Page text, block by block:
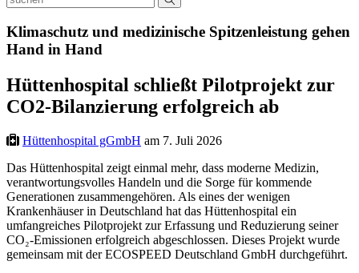
Klimaschutz und medizinische Spitzenleistung gehen
Hand in Hand
Hüttenhospital schließt Pilotprojekt zur
CO2-Bilanzierung erfolgreich ab
Hüttenhospital gGmbH am 7. Juli 2026
Das Hüttenhospital zeigt einmal mehr, dass moderne Medizin,
verantwortungsvolles Handeln und die Sorge für kommende
Generationen zusammengehören. Als eines der wenigen
Krankenhäuser in Deutschland hat das Hüttenhospital ein
umfangreiches Pilotprojekt zur Erfassung und Reduzierung seiner
CO₂-Emissionen erfolgreich abgeschlossen. Dieses Projekt wurde
gemeinsam mit der ECOSPEED Deutschland GmbH durchgeführt.